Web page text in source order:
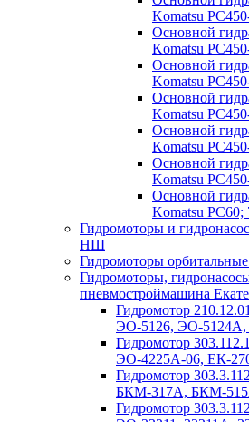
Komatsu
Основной
Komatsu
Основной
Komatsu
Основной
Komatsu
Основной
Komatsu
Основной
Komatsu
Основной
Komatsu PC60;
Гидромоторы и
НШ
Гидромоторы
Гидромоторы,
пневмостроймашина
Гидромотор
ЭО-5126, ЭО-
Гидромотор
ЭО-4225А-06, ЕК-
Гидромотор
БКМ-317А, БКМ-
Гидромотор